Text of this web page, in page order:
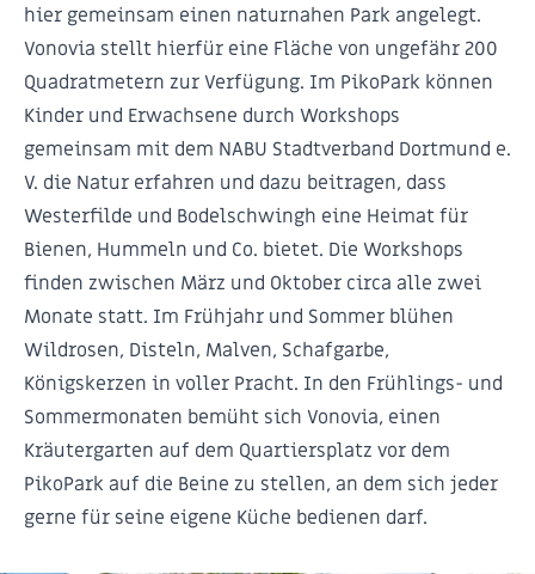
hier gemeinsam einen naturnahen Park angelegt.
Vonovia stellt hierfür eine Fläche von ungefähr 200
Quadratmetern zur Verfügung. Im PikoPark können
Kinder und Erwachsene durch Workshops
gemeinsam mit dem NABU Stadtverband Dortmund e.
V. die Natur erfahren und dazu beitragen, dass
Westerfilde und Bodelschwingh eine Heimat für
Bienen, Hummeln und Co. bietet. Die Workshops
finden zwischen März und Oktober circa alle zwei
Monate statt. Im Frühjahr und Sommer blühen
Wildrosen, Disteln, Malven, Schafgarbe,
Königskerzen in voller Pracht. In den Frühlings- und
Sommermonaten bemüht sich Vonovia, einen
Kräutergarten auf dem Quartiersplatz vor dem
PikoPark auf die Beine zu stellen, an dem sich jeder
gerne für seine eigene Küche bedienen darf.